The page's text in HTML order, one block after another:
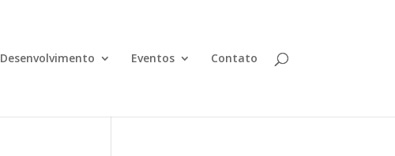
Desenvolvimento Eventos Contato